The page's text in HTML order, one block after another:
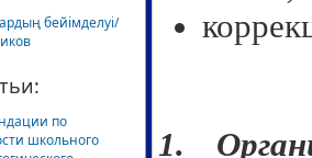
бейімделуі/
по
школьного
1.